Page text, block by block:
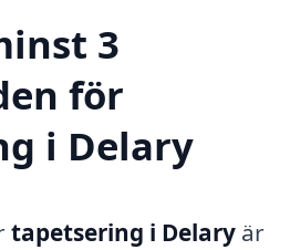
3
för
i Delary
tapetsering i Delary är